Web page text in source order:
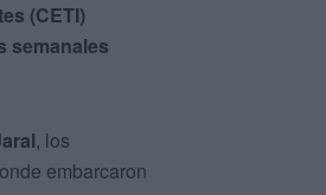
(CETI)
semanales
, los
embarcaron